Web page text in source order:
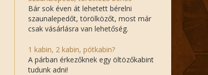
Bár sok éven át lehetett bérelni
szaunalepedőt, törölközőt, most már
csak vásárlásra van lehetőség.
1 kabin, 2 kabin, pótkabin?
A párban érkezőknek egy öltözőkabint
tudunk adni!